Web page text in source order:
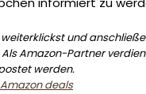
weiterklickst und
Amazon-Partner
werden.
Amazon deals